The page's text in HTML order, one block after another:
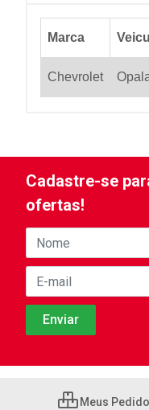
Marca
Chevrolet
Cadastre-se
ofertas!
Meus